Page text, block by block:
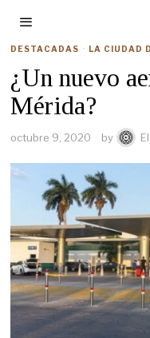
DESTACADAS · LA CIUDAD
¿Un nuevo
Mérida?
octubre 9, 2020 by